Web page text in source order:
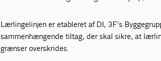
Lærlingelinjen er etableret af DI, 3F’s
sammenhængende tiltag, der skal sikre, at
grænser overskrides.